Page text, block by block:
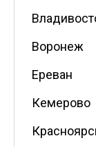
Воронеж
Ереван
Кемерово